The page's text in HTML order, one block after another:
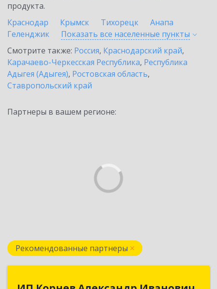
продукта.
Краснодар
Крымск Тихорецк
Анапа
Геленджик
Показать все населенные пункты
Смотрите также: Россия, Краснодарский край,
Карачаево-Черкесская Республика, Республика
Адыгея (Адыгея), Ростовская область,
Ставропольский край
Партнеры в вашем регионе:
Рекомендованные партнеры